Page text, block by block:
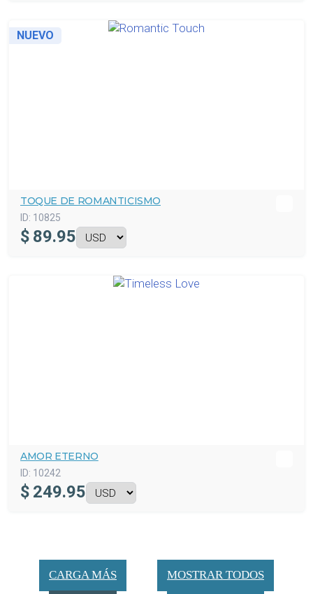
NUEVO
TOQUE DE ROMANTICISMO
ID: 10825
$ 89.95
AMOR ETERNO
ID: 10242
$ 249.95
CARGA MÁS MOSTRAR TODOS